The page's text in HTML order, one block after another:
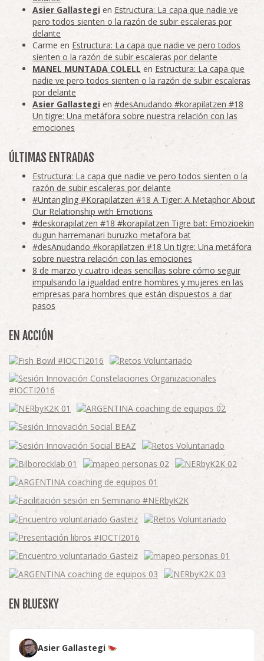
Asier Gallastegi en Estructura: La capa que nadie ve
pero todos sienten o la razón de subir escaleras por
delante
Carme en Estructura: La capa que nadie ve pero todos
sienten o la razón de subir escaleras por delante
MANEL MUNTADA COLELL en Estructura: La capa que
nadie ve pero todos sienten o la razón de subir escaleras
por delante
Asier Gallastegi en #desAnudando #korapilatzen #18
Un tigre: Una metáfora sobre nuestra relación con las
emociones
ÚLTIMAS ENTRADAS
Estructura: La capa que nadie ve pero todos sienten o la
razón de subir escaleras por delante
#Untangling #Korapilatzen #18 A Tiger: A Metaphor About
Our Relationship with Emotions
#deskorapilatzen #18 #korapilatzen Tigre bat: Emozioekin
dugun harremanari buruzko metafora bat
#desAnudando #korapilatzen #18 Un tigre: Una metáfora
sobre nuestra relación con las emociones
8 de marzo y cuatro ideas sencillas sobre cómo seguir
impulsando la igualdad entre hombres y mujeres en las
empresas para hombres que están dispuestos a dar
pasos
EN ACCIÓN
EN BLUESKY
Asier Gallastegi